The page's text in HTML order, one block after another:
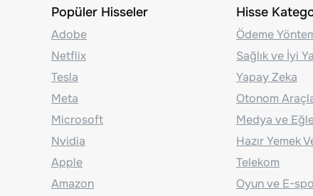
Popüler Hisseler
Adobe
Netflix
Tesla
Meta
Microsoft
Nvidia
Apple
Amazon
Hisse
Ödeme
Sağlık ve İyi
Yapay Zeka
Otonom
Medya ve
Hazır Yemek
Telekom
Oyun ve E-